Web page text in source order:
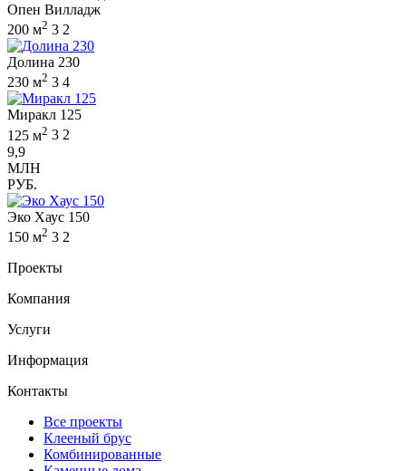
Опен Вилладж
200 м2 3 2
Долина 230
230 м2 3 4
Миракл 125
125 м2 3 2
9,9
МЛН
РУБ.
Эко Хаус 150
150 м2 3 2
Проекты
Компания
Услуги
Информация
Контакты
Все проекты
Клееный брус
Комбинированные